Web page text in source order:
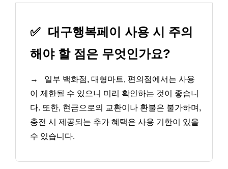
✅ 대구행복페이 사용 시 주의
해야 할 점은 무엇인가요?
→
일부 백화점, 대형마트, 편의점에서는 사용
이 제한될 수 있으니 미리 확인하는 것이 좋습니
다. 또한, 현금으로의 교환이나 환불은 불가하며,
충전 시 제공되는 추가 혜택은 사용 기한이 있을
수 있습니다.